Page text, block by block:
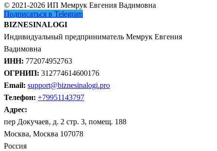
© 2021-2026 ИП Мемрук Евгения Вадимовна
Подписаться в Telegram
BIZNESINALOGI
Индивидуальный предприниматель Мемрук Евгения
Вадимовна
ИНН: 772074952763
ОГРНИП: 312774614600176
Email: support@biznesinalogi.pro
Телефон: +79951143797
Адрес:
пер Докучаев, д. 2 стр. 3, помещ. 188
Москва, Москва 107078
Россия